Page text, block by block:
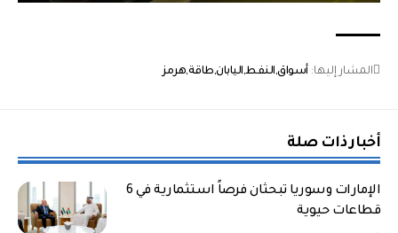
المشار إليها: أسواق النفط اليابان طاقةهرمز
أخبار ذات صلة
الإمارات وسوريا تبحثان فرصاً استثمارية في 6
قطاعات حيوية